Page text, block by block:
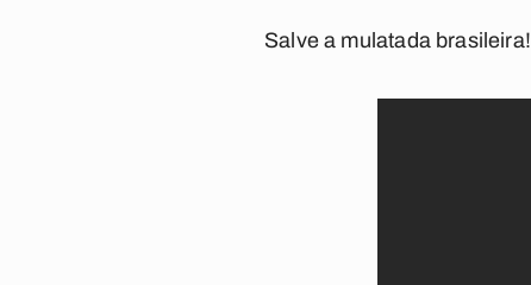
Salve a mulatada brasileira!